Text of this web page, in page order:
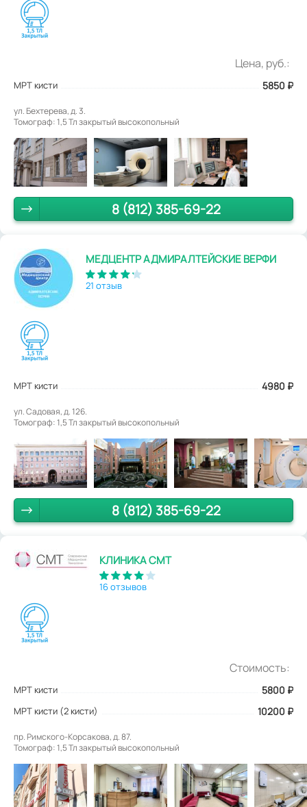
Цена, руб.:
МРТ кисти 5850 ₽
ул. Бехтерева, д. 3.
Томограф: 1,5 Тл закрытый высокопольный
8 (812) 385-69-22
МЕДЦЕНТР АДМИРАЛТЕЙСКИЕ ВЕРФИ
21 отзыв
МРТ кисти 4980 ₽
ул. Садовая, д. 126.
Томограф: 1,5 Тл закрытый высокопольный
8 (812) 385-69-22
КЛИНИКА СМТ
16 отзывов
Стоимость:
МРТ кисти 5800 ₽
МРТ кисти (2 кисти) 10200 ₽
пр. Римского-Корсакова, д. 87.
Томограф: 1,5 Тл закрытый высокопольный